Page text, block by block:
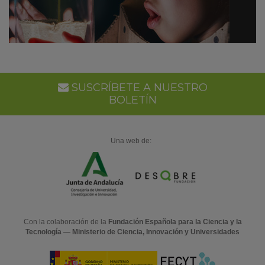
SUSCRÍBETE A NUESTRO
BOLETÍN
Una web de:
Con la colaboración de la Fundación Española para la Ciencia y la
Tecnología — Ministerio de Ciencia, Innovación y Universidades